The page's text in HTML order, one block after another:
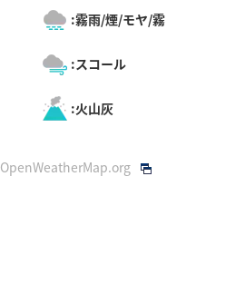
:霧雨/煙/モヤ/霧
:スコール
:火山灰
OpenWeatherMap.org